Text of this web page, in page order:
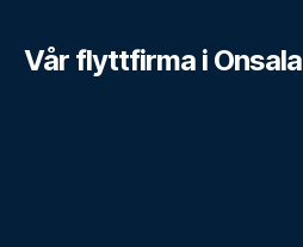
Vår flyttfirma i Onsala